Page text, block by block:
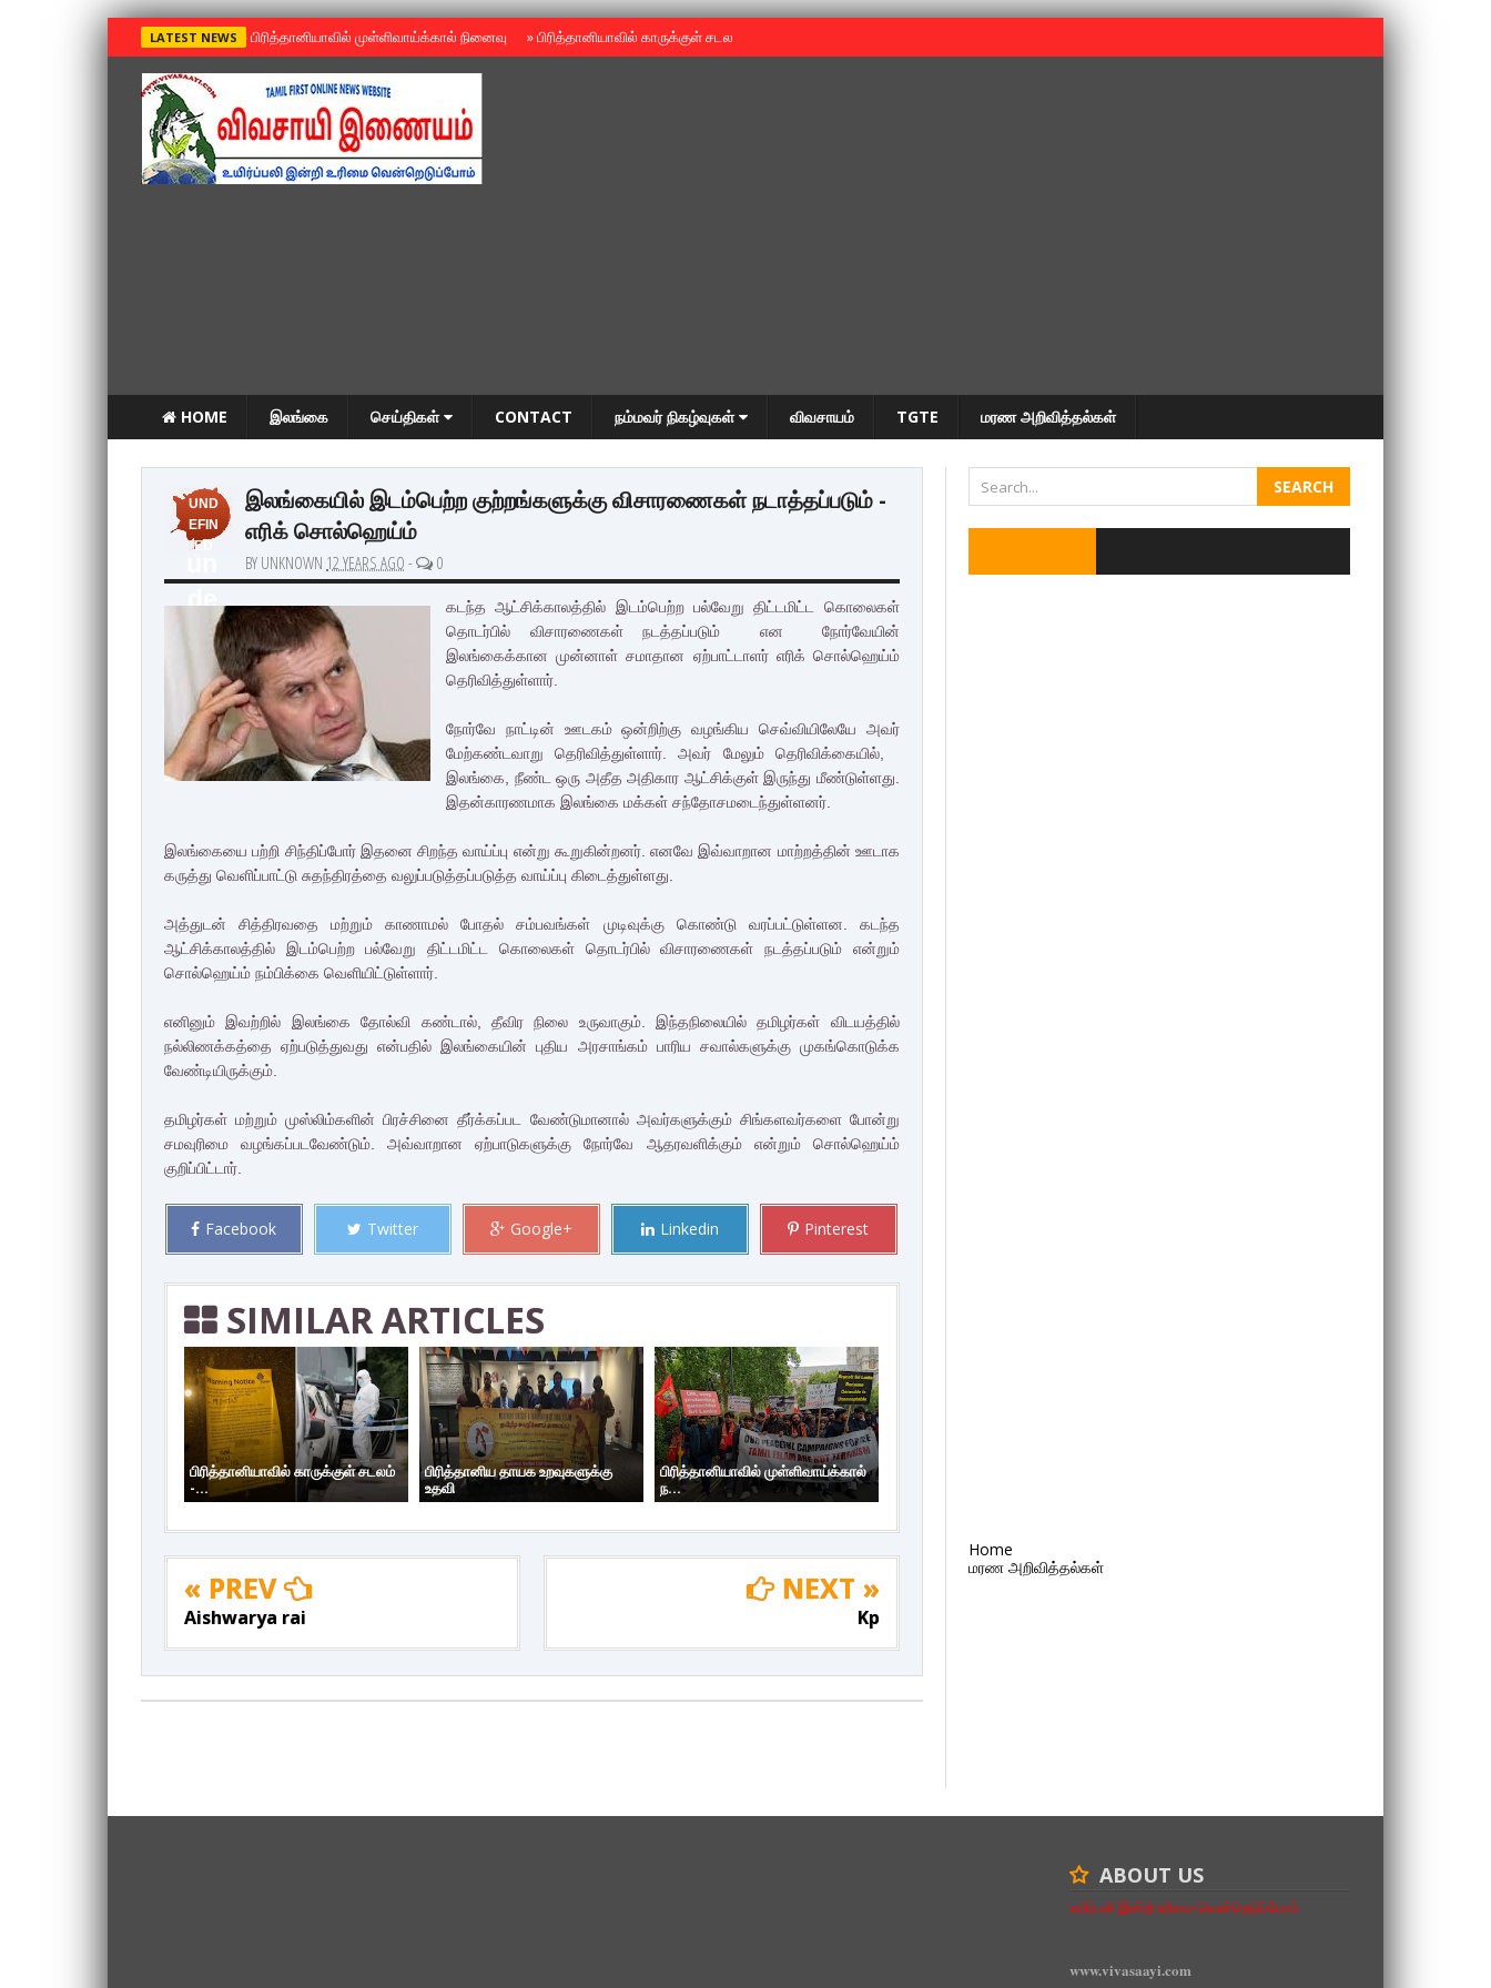
LATEST NEWS »பிரித்தானியாவில் முள்ளிவாய்க்கால் நினைவு »பிரித்தானியாவில் காருக்குள் சடலம் -தமிழருடையதா ?
HOME இலங்கை செய்திகள் CONTACT நம்மவர் நிகழ்வுகள் விவசாயம் TGTE மரண அறிவித்தல்கள்
UND
EFIN
ED
de
fin
ed
இலங்கையில் இடம்பெற்ற குற்றங்களுக்கு விசாரணைகள் நடாத்தப்படும் -
எரிக் சொல்ஹெய்ம்
BY UNKNOWN 12 YEARS AGO - 0
கடந்த ஆட்சிக்காலத்தில் இடம்பெற்ற பல்வேறு திட்டமிட்ட கொலைகள்
தொடர்பில் விசாரணைகள் நடத்தப்படும் என நோர்வேயின்
இலங்கைக்கான முன்னாள் சமாதான ஏற்பாட்டாளர் எரிக் சொல்ஹெய்ம்
தெரிவித்துள்ளார்.
நோர்வே நாட்டின் ஊடகம் ஒன்றிற்கு வழங்கிய செவ்வியிலேயே அவர்
மேற்கண்டவாறு தெரிவித்துள்ளார். அவர் மேலும் தெரிவிக்கையில்,
இலங்கை, நீண்ட ஒரு அதீத அதிகார ஆட்சிக்குள் இருந்து மீண்டுள்ளது.
இதன்காரணமாக இலங்கை மக்கள் சந்தோசமடைந்துள்ளனர்.
இலங்கையை பற்றி சிந்திப்போர் இதனை சிறந்த வாய்ப்பு என்று கூறுகின்றனர். எனவே இவ்வாறான மாற்றத்தின் ஊடாக
கருத்து வெளிப்பாட்டு சுதந்திரத்தை வலுப்படுத்தப்படுத்த வாய்ப்பு கிடைத்துள்ளது.
அத்துடன் சித்திரவதை மற்றும் காணாமல் போதல் சம்பவங்கள் முடிவுக்கு கொண்டு வரப்பட்டுள்ளன. கடந்த
ஆட்சிக்காலத்தில் இடம்பெற்ற பல்வேறு திட்டமிட்ட கொலைகள் தொடர்பில் விசாரணைகள் நடத்தப்படும் என்றும்
சொல்ஹெய்ம் நம்பிக்கை வெளியிட்டுள்ளார்.
எனினும் இவற்றில் இலங்கை தோல்வி கண்டால், தீவிர நிலை உருவாகும். இந்தநிலையில் தமிழர்கள் விடயத்தில்
நல்லிணக்கத்தை ஏற்படுத்துவது என்பதில் இலங்கையின் புதிய அரசாங்கம் பாரிய சவால்களுக்கு முகங்கொடுக்க
வேண்டியிருக்கும்.
தமிழர்கள் மற்றும் முஸ்லிம்களின் பிரச்சினை தீர்க்கப்பட வேண்டுமானால் அவர்களுக்கும் சிங்களவர்களை போன்று
சமவுரிமை வழங்கப்படவேண்டும். அவ்வாறான ஏற்பாடுகளுக்கு நோர்வே ஆதரவளிக்கும் என்றும் சொல்ஹெய்ம்
குறிப்பிட்டார்.
Facebook Twitter Google+ Linkedin Pinterest
SIMILAR ARTICLES
பிரித்தானியாவில் காருக்குள் சடலம்
-...
பிரித்தானிய தாயக உறவுகளுக்கு
உதவி
பிரித்தானியாவில் முள்ளிவாய்க்கால்
ந...
« PREV
Aishwarya rai
NEXT »
Kp
Home
மரண அறிவித்தல்கள்
ABOUT US
உயிர்பலி இன்றி உரிமை வென்றெடுப்போம்
www.vivasaayi.com